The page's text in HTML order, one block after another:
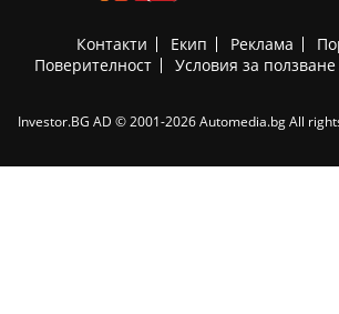
Контакти Екип Реклама
Поверителност
Условия за ползване
Investor.BG AD © 2001-2026 Automedia.bg All